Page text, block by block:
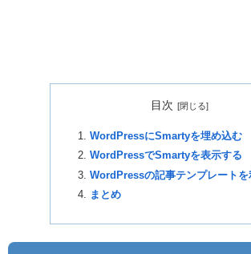
目次
WordPressにSmartyを埋め込む
WordPressでSmartyを表示する
WordPressの記事テンプレートを
まとめ